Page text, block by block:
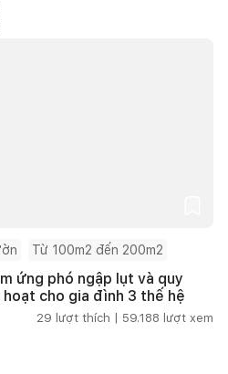
Từ 100m2 đến 200m2
ứng phó ngập lụt và quy
cho gia đình 3 thế hệ
29 lượt thích | 59.188 lượt xem